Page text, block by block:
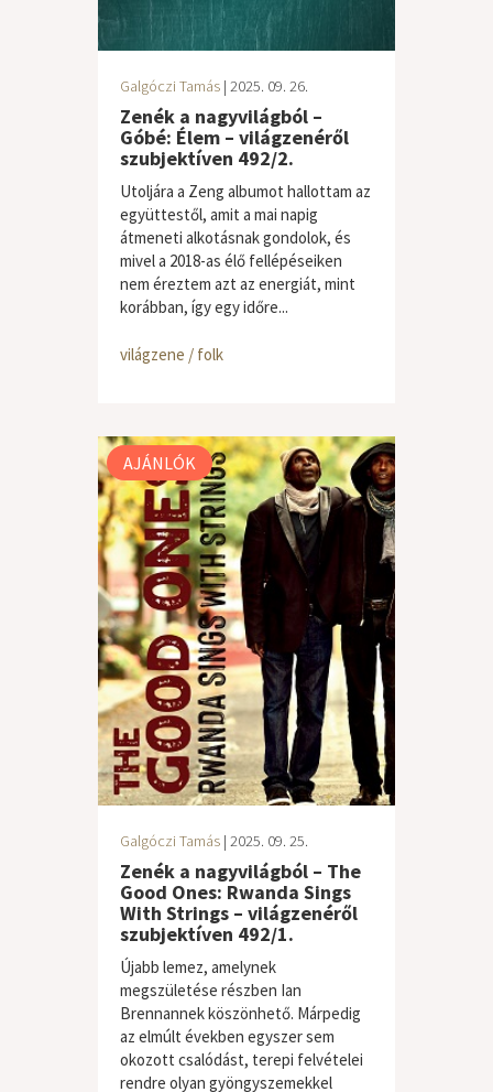
Galgóczi Tamás | 2025. 09. 26.
Zenék a nagyvilágból –
Góbé: Élem – világzenéről
szubjektíven 492/2.
Utoljára a Zeng albumot hallottam az
együttestől, amit a mai napig
átmeneti alkotásnak gondolok, és
mivel a 2018-as élő fellépéseiken
nem éreztem azt az energiát, mint
korábban, így egy időre...
világzene / folk
AJÁNLÓK
Galgóczi Tamás | 2025. 09. 25.
Zenék a nagyvilágból – The
Good Ones: Rwanda Sings
With Strings – világzenéről
szubjektíven 492/1.
Újabb lemez, amelynek
megszületése részben Ian
Brennannek köszönhető. Márpedig
az elmúlt években egyszer sem
okozott csalódást, terepi felvételei
rendre olyan gyöngyszemekkel